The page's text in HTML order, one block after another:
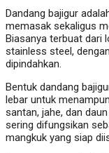
Dandang bajigur
memasak sekaligus
Biasanya terbuat dari
stainless steel,
dipindahkan.
Bentuk dandang
lebar untuk
santan, jahe, dan
sering difungsikan
mangkuk yang siap